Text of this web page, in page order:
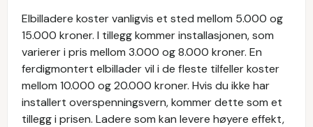
Elbilladere koster vanligvis et sted mellom 5.000 og
15.000 kroner. I tillegg kommer installasjonen, som
varierer i pris mellom 3.000 og 8.000 kroner. En
ferdigmontert elbillader vil i de fleste tilfeller koster
mellom 10.000 og 20.000 kroner. Hvis du ikke har
installert overspenningsvern, kommer dette som et
tillegg i prisen. Ladere som kan levere høyere effekt,